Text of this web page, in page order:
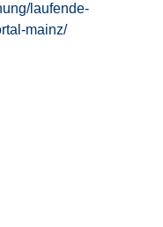
laufende-
mainz/